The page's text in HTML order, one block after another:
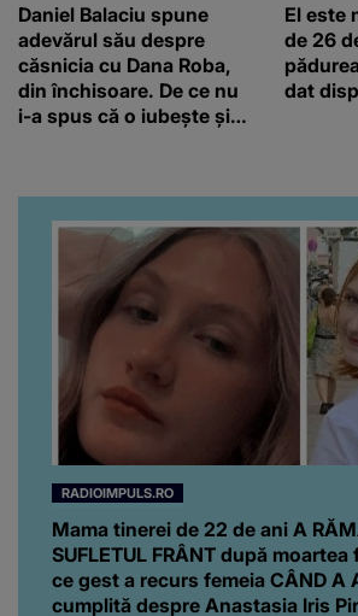
Daniel Balaciu spune
adevărul său despre
căsnicia cu Dana Roba,
din închisoare. De ce nu
i-a spus că o iubește și
“Am suflet mare. Eu am
ajutat-o.”
El este
de 26
dat
RADIOIMPULS.RO
Mama tinerei de 22 de ani A
SUFLETUL FRÂNT după moartea
ce gest a recurs femeia CÂND A
cumplită despre Anastasia Iris